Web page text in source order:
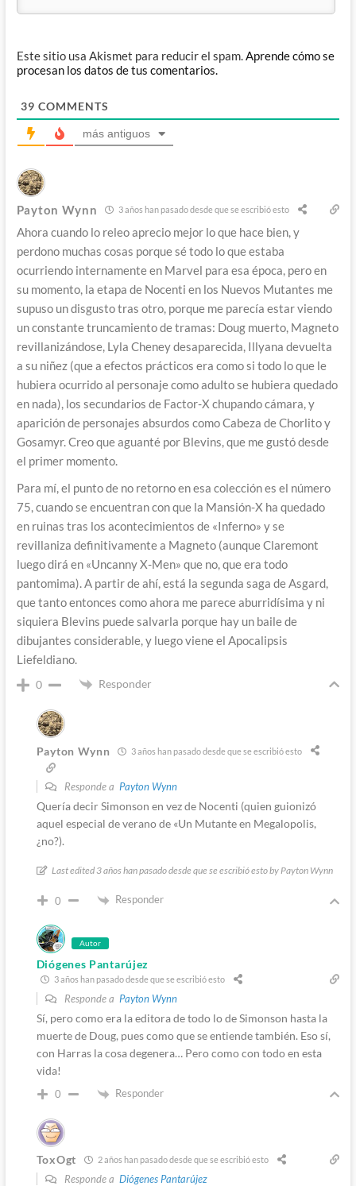
Este sitio usa Akismet para reducir el spam.Aprende cómo se
procesan los datos de tus comentarios.
39 COMMENTS
más antiguos
Payton Wynn 3 años han pasado desde que se escribió esto
Ahora cuando lo releo aprecio mejor lo que hace bien, y
perdono muchas cosas porque sé todo lo que estaba
ocurriendo internamente en Marvel para esa época, pero en
su momento, la etapa de Nocenti en los Nuevos Mutantes me
supuso un disgusto tras otro, porque me parecía estar viendo
un constante truncamiento de tramas: Doug muerto, Magneto
revillanizándose, Lyla Cheney desaparecida, Illyana devuelta
a su niñez (que a efectos prácticos era como si todo lo que le
hubiera ocurrido al personaje como adulto se hubiera quedado
en nada), los secundarios de Factor-X chupando cámara, y
aparición de personajes absurdos como Cabeza de Chorlito y
Gosamyr. Creo que aguanté por Blevins, que me gustó desde
el primer momento.
Para mí, el punto de no retorno en esa colección es el número
75, cuando se encuentran con que la Mansión-X ha quedado
en ruinas tras los acontecimientos de «Inferno» y se
revillaniza definitivamente a Magneto (aunque Claremont
luego dirá en «Uncanny X-Men» que no, que era todo
pantomima). A partir de ahí, está la segunda saga de Asgard,
que tanto entonces como ahora me parece aburridísima y ni
siquiera Blevins puede salvarla porque hay un baile de
dibujantes considerable, y luego viene el Apocalipsis
Liefeldiano.
0 Responder
Payton Wynn 3 años han pasado desde que se escribió esto
Responde a Payton Wynn
Quería decir Simonson en vez de Nocenti (quien guionizó
aquel especial de verano de «Un Mutante en Megalopolis,
¿no?).
Last edited 3 años han pasado desde que se escribió esto by Payton Wynn
0 Responder
Autor
Diógenes Pantarújez
3 años han pasado desde que se escribió esto
Responde a Payton Wynn
Sí, pero como era la editora de todo lo de Simonson hasta la
muerte de Doug, pues como que se entiende también. Eso sí,
con Harras la cosa degenera… Pero como con todo en esta
vida!
0 Responder
ToxOgt 2 años han pasado desde que se escribió esto
Responde a Diógenes Pantarújez